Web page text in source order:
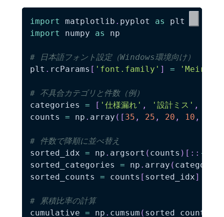
import matplotlib . pyplot as
import
numpy as np
# 日本語フォント設定（Windows環境向け）
plt . rcParams [ 'font.family' ] = 'Meiryo'
# 不具合カテゴリと件数（例）
categories = [ '仕様漏れ' , '設計ミス' ,
counts = np . array ( [ 35 , 25 , 20 , 10 ,
# 件数で降順に並べ替え
sorted_idx = np . argsort ( counts ) [ : : -
sorted_categories = np . array (
sorted_counts = counts [ sorted_idx]
# 累積比率の計算
cumulative = np . cumsum ( sorted_counts